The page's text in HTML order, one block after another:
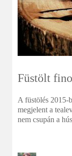
Füstölt
A füstölés 2015-
megjelent a
nem csupán a